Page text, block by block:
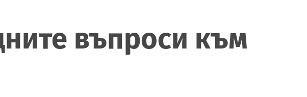
въпроси към